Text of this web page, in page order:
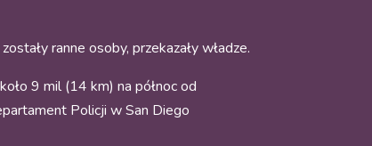
ranne osoby, przekazały władze.
9 mil (14 km) na północ od
Policji w San Diego